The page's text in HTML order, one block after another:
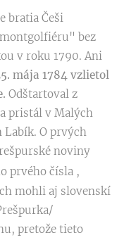
bratia Češi
bez
v roku 1790. Ani
mája 1784 vzlietol
Odštartoval z
pristál v Malých
Labík. O prvých
noviny
prvého čísla ,
mohli aj slovenskí
pretože tieto